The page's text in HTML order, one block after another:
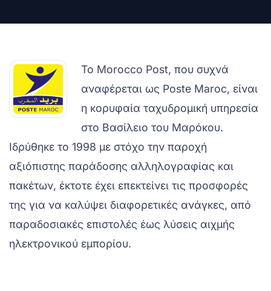
Το Morocco Post, που συχνά
αναφέρεται ως Poste Maroc, είναι
η κορυφαία ταχυδρομική υπηρεσία
στο Βασίλειο του Μαρόκου.
Ιδρύθηκε το 1998 με στόχο την παροχή
αξιόπιστης παράδοσης αλληλογραφίας και
πακέτων, έκτοτε έχει επεκτείνει τις προσφορές
της για να καλύψει διαφορετικές ανάγκες, από
παραδοσιακές επιστολές έως λύσεις αιχμής
ηλεκτρονικού εμπορίου.